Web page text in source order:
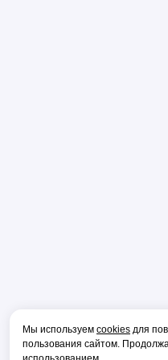
Мы используем cookies для
пользования сайтом.